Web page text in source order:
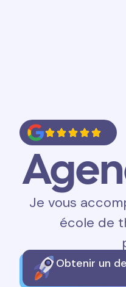
Je vous
école de
Obtenir un